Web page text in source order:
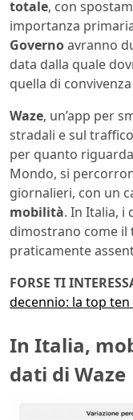
totale, con
importanza
Governoavranno
data dalla quale
quella di
Waze, un’app per
stradali e sul
per quanto
Mondo, si
giornalieri, con un
mobilità. In Italia, i
dimostrano come il
praticamente
FORSE TI
decennio: la top
In Italia,
dati di Waze